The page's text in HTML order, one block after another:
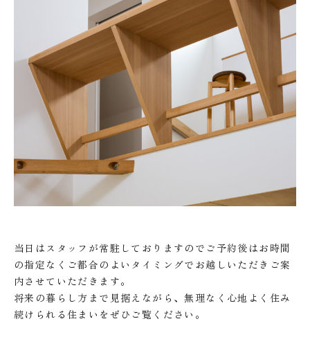
当日はスタッフが常駐しておりますのでご予約後はお時間
の指定なくご都合のよいタイミングでお越しいただきご案
内させていただきます。
将来の暮らし方まで見据えながら、無理なく心地よく住み
続けられる住まいをぜひご覧ください。